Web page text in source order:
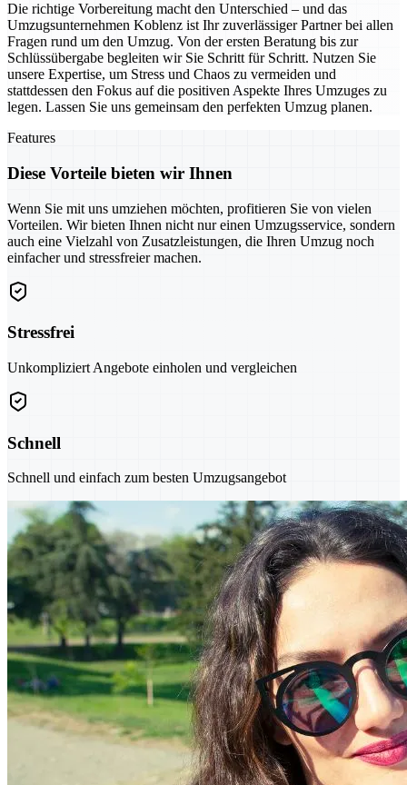
Die richtige Vorbereitung macht den Unterschied – und das
Umzugsunternehmen Koblenz ist Ihr zuverlässiger Partner bei allen
Fragen rund um den Umzug. Von der ersten Beratung bis zur
Schlüssübergabe begleiten wir Sie Schritt für Schritt. Nutzen Sie
unsere Expertise, um Stress und Chaos zu vermeiden und
stattdessen den Fokus auf die positiven Aspekte Ihres Umzuges zu
legen. Lassen Sie uns gemeinsam den perfekten Umzug planen.
Features
Diese Vorteile bieten wir Ihnen
Wenn Sie mit uns umziehen möchten, profitieren Sie von vielen
Vorteilen. Wir bieten Ihnen nicht nur einen Umzugsservice, sondern
auch eine Vielzahl von Zusatzleistungen, die Ihren Umzug noch
einfacher und stressfreier machen.
Stressfrei
Unkompliziert Angebote einholen und vergleichen
Schnell
Schnell und einfach zum besten Umzugsangebot